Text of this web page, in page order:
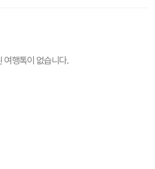
여행톡이 없습니다.